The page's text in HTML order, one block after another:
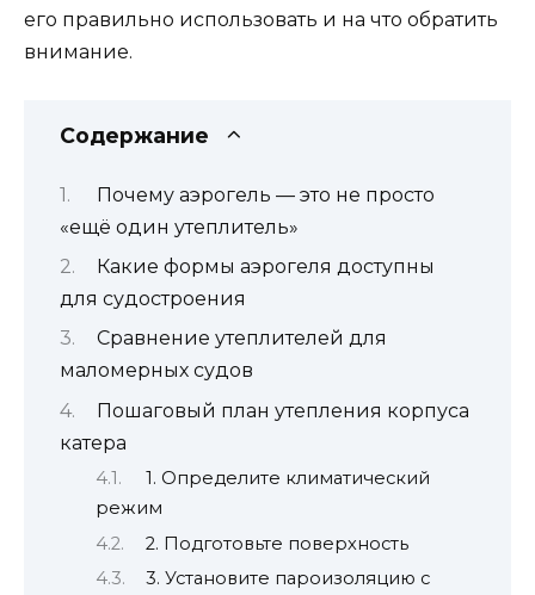
его правильно использовать и на что обратить
внимание.
Содержание
Почему аэрогель — это не просто
«ещё один утеплитель»
Какие формы аэрогеля доступны
для судостроения
Сравнение утеплителей для
маломерных судов
Пошаговый план утепления корпуса
катера
1. Определите климатический
режим
2. Подготовьте поверхность
3. Установите пароизоляцию с